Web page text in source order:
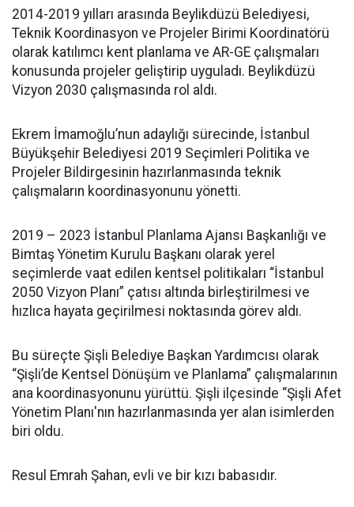
2014-2019 yılları arasında Beylikdüzü Belediyesi,
Teknik Koordinasyon ve Projeler Birimi Koordinatörü
olarak katılımcı kent planlama ve AR-GE çalışmaları
konusunda projeler geliştirip uyguladı. Beylikdüzü
Vizyon 2030 çalışmasında rol aldı.
Ekrem İmamoğlu’nun adaylığı sürecinde, İstanbul
Büyükşehir Belediyesi 2019 Seçimleri Politika ve
Projeler Bildirgesinin hazırlanmasında teknik
çalışmaların koordinasyonunu yönetti.
2019 – 2023 İstanbul Planlama Ajansı Başkanlığı ve
Bimtaş Yönetim Kurulu Başkanı olarak yerel
seçimlerde vaat edilen kentsel politikaları “İstanbul
2050 Vizyon Planı” çatısı altında birleştirilmesi ve
hızlıca hayata geçirilmesi noktasında görev aldı.
Bu süreçte Şişli Belediye Başkan Yardımcısı olarak
“Şişli’de Kentsel Dönüşüm ve Planlama” çalışmalarının
ana koordinasyonunu yürüttü. Şişli ilçesinde “Şişli Afet
Yönetim Planı'nın hazırlanmasında yer alan isimlerden
biri oldu.
Resul Emrah Şahan, evli ve bir kızı babasıdır.